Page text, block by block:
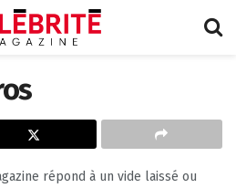
répond à un vide laissé ou